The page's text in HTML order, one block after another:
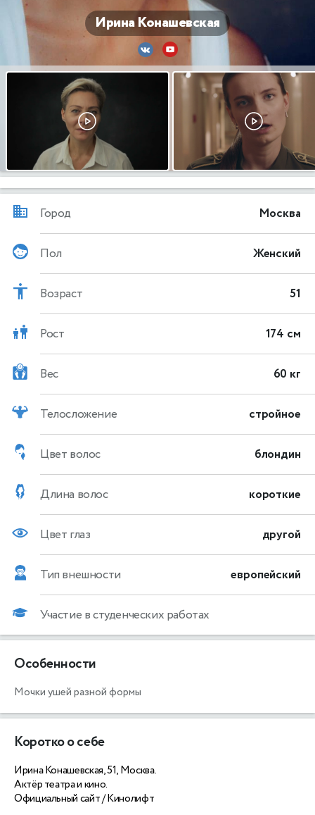
Ирина Конашевская
Город Москва
Пол Женский
Возраст 51
Рост 174 см
Вес 60 кг
Телосложение стройное
Цвет волос блондин
Длина волос короткие
Цвет глаз другой
Тип внешности европейский
Участие в студенческих работах
Особенности
Мочки ушей разной формы
Коротко о себе
Ирина Конашевская, 51, Москва.
Актёр театра и кино.
Официальный сайт / Кинолифт